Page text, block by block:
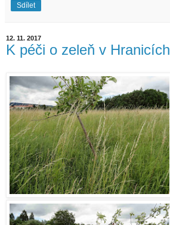
Sdílet
12. 11. 2017
K péči o zeleň v Hranicích